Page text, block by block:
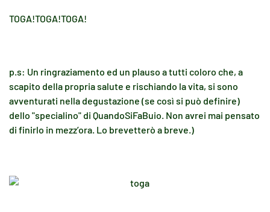
TOGA!TOGA!TOGA!
p.s: Un ringraziamento ed un plauso a tutti coloro che, a
scapito della propria salute e rischiando la vita, si sono
avventurati nella degustazione (se così si può definire)
dello "specialino" di QuandoSiFaBuio. Non avrei mai pensato
di finirlo in mezz’ora. Lo brevetterò a breve.)